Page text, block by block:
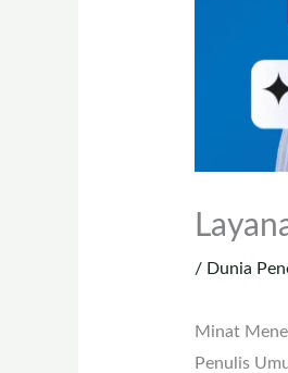
/ Dunia
Minat
Penulis